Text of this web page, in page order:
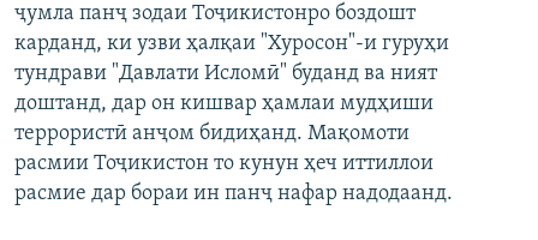
ҷумла панҷ зодаи Тоҷикистонро боздошт
карданд, ки узви ҳалқаи "Хуросон"-и гуруҳи
тундрави "Давлати Исломӣ" буданд ва ният
доштанд, дар он кишвар ҳамлаи мудҳиши
террористӣ анҷом бидиҳанд. Мақомоти
расмии Тоҷикистон то кунун ҳеч иттиллои
расмие дар бораи ин панҷ нафар надодаанд.